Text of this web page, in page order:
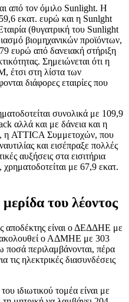
από τον όμιλο Sunlight. Η
εκατ. ευρώ και η Sunlght
(θυγατρική του Sunlight
βιομηχανικών προϊόντων,
ευρώ από δανειακή στήριξη
Σημειώνεται ότι η
έτσι στη λίστα των
διάφορες εταιρίες που
συνολικά με 109,9
αλλά και με δάνεια και η
ATTICA Συμμετοχών, που
και εισέπραξε πολλές
αυξήσεις στα εισιτήρια
με 67,9 εκατ.
του λέοντος
αποδέκτης είναι ο ΔΕΔΔΗΕ με
ακολουθεί ο ΑΔΜΗΕ με 303
περιλαμβάνονται, πέρα
τις ηλεκτρικές διασυνδέσεις
ιδιωτικού τομέα είναι με